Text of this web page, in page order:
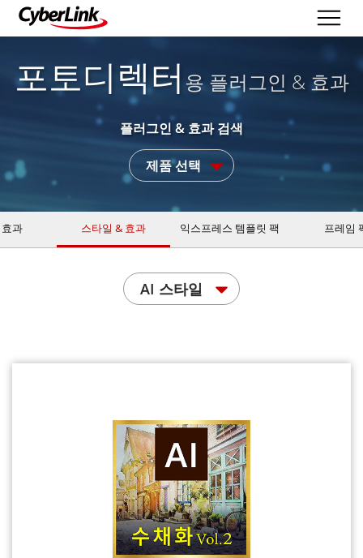
포토디렉터 용 플러그인 & 효과
플러그인 & 효과 검색
제품 선택
과 스타일 & 효과 익스프레스 템플릿 팩 프레임
AI 스타일